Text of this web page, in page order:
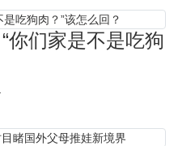
你们家是不是吃狗